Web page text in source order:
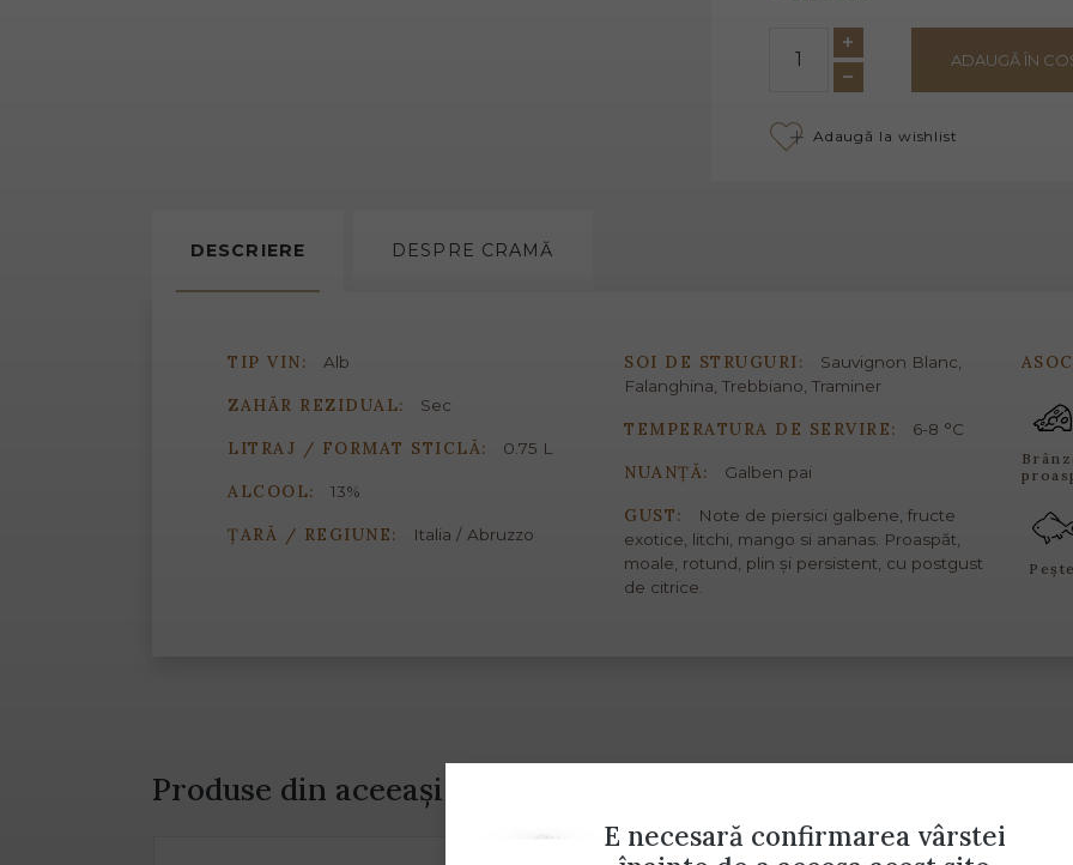
ADAUGĂ ÎN
Adaugă la wishlist
DESCRIERE DESPRE CRAMĂ
TIP VIN: Alb
ZAHĂR REZIDUAL: Sec
LITRAJ / FORMAT STICLĂ: 0.75 L
ALCOOL: 13%
ȚARĂ / REGIUNE: Italia / Abruzzo
SOI DE STRUGURI:
Sauvignon Blanc,
Falanghina, Trebbiano, Traminer
TEMPERATURA DE SERVIRE: 6-8 °C
NUANȚĂ: Galben pai
GUST:
Note de piersici galbene, fructe
exotice, litchi, mango si ananas. Proaspăt,
moale, rotund, plin și persistent, cu postgust
de citrice.
Pește
Produse din aceeași gamă
E necesară confirmarea vârstei